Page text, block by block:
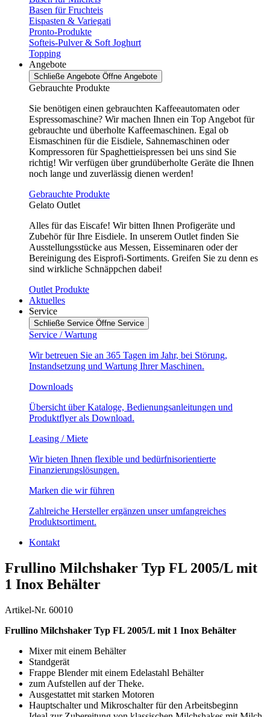
Basen für Fruchteis
Eispasten & Variegati
Pronto-Produkte
Softeis-Pulver & Soft Joghurt
Topping
Angebote
Schließe Angebote Öffne Angebote
Gebrauchte Produkte
Sie benötigen einen gebrauchten Kaffeeautomaten oder
Espressomaschine? Wir machen Ihnen ein Top Angebot für
gebrauchte und überholte Kaffeemaschinen. Egal ob
Eismaschinen für die Eisdiele, Sahnemaschinen oder
Kompressoren für Spaghettieispressen bei uns sind Sie
richtig! Wir verfügen über grundüberholte Geräte die Ihnen
noch lange und zuverlässig dienen werden!
Gebrauchte Produkte
Gelato Outlet
Alles für das Eiscafe! Wir bitten Ihnen Profigeräte und
Zubehör für Ihre Eisdiele. In unserem Outlet finden Sie
Ausstellungsstücke aus Messen, Eisseminaren oder der
Bereinigung des Eisprofi-Sortiments. Greifen Sie zu denn es
sind wirkliche Schnäppchen dabei!
Outlet Produkte
Aktuelles
Service
Schließe Service Öffne Service
Service / Wartung
Wir betreuen Sie an 365 Tagen im Jahr, bei Störung,
Instandsetzung und Wartung Ihrer Maschinen.
Downloads
Übersicht über Kataloge, Bedienungsanleitungen und
Produktflyer als Download.
Leasing / Miete
Wir bieten Ihnen flexible und bedürfnisorientierte
Finanzierungslösungen.
Marken die wir führen
Zahlreiche Hersteller ergänzen unser umfangreiches
Produktsortiment.
Kontakt
Frullino Milchshaker Typ FL 2005/L mit
1 Inox Behälter
Artikel-Nr. 60010
Frullino Milchshaker Typ FL 2005/L mit 1 Inox Behälter
Mixer mit einem Behälter
Standgerät
Frappe Blender mit einem Edelastahl Behälter
zum Aufstellen auf der Theke.
Ausgestattet mit starken Motoren
Hauptschalter und Mikroschalter für den Arbeitsbeginn